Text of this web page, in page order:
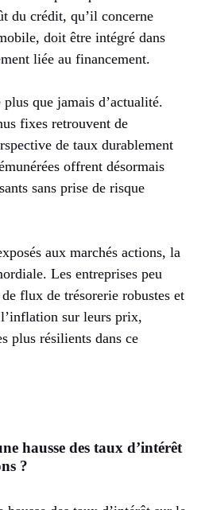
du crédit, qu’il concerne
doit être intégré dans
liée au financement.
que jamais d’actualité.
fixes retrouvent de
de taux durablement
offrent désormais
sans prise de risque
aux marchés actions, la
Les entreprises peu
flux de trésorerie robustes et
sur leurs prix,
plus résilients dans ce
hausse des taux d’intérêt
?